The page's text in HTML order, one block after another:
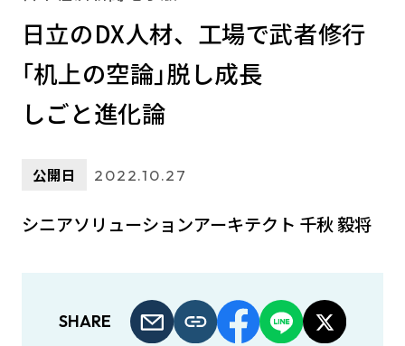
日立のDX人材、工場で武者修行
｢机上の空論｣脱し成長
しごと進化論
公開日 2022.10.27
シニアソリューションアーキテクト 千秋 毅将
SHARE